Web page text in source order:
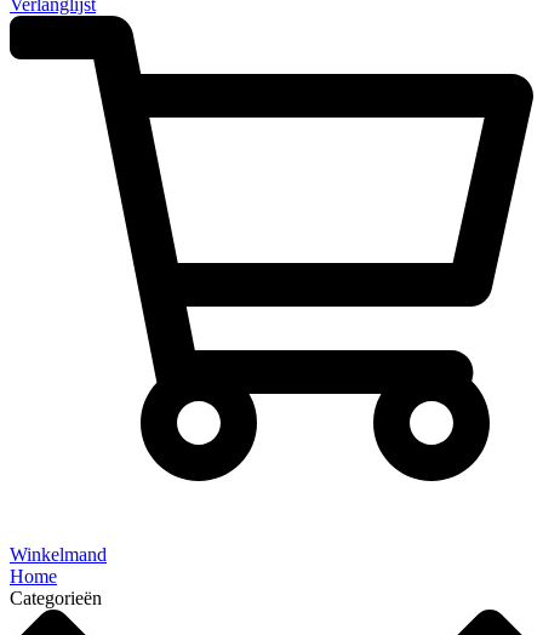
Winkelmand
Home
Categorieën